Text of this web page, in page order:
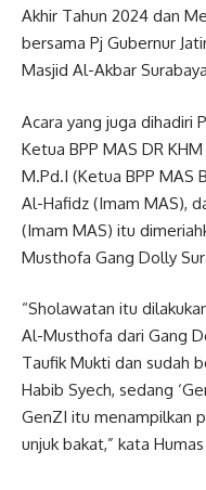
Akhir Tahun 2024 dan
bersama Pj Gubernur
Masjid Al-Akbar
Acara yang juga dihadiri
Ketua BPP MAS DR
M.Pd.I (Ketua BPP MAS
Al-Hafidz (Imam MAS),
(Imam MAS) itu
Musthofa Gang Dolly
“Sholawatan itu
Al-Musthofa dari Gang
Taufik Mukti dan sudah
Habib Syech, sedang
GenZI itu menampilkan
unjuk bakat,” kata